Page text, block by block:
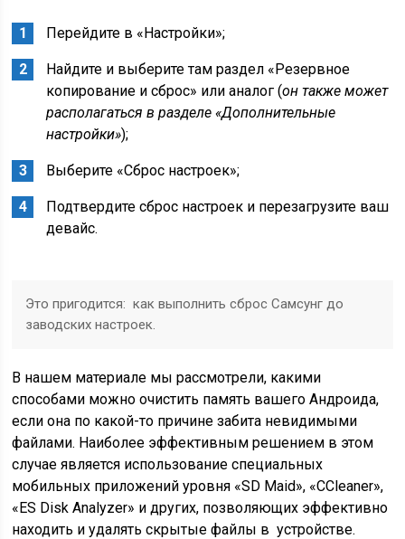
Перейдите в «Настройки»;
Найдите и выберите там раздел «Резервное
копирование и сброс» или аналог (он также может
располагаться в разделе «Дополнительные
настройки»);
Выберите «Сброс настроек»;
Подтвердите сброс настроек и перезагрузите ваш
девайс.
Это пригодится: как выполнить сброс Самсунг до
заводских настроек.
В нашем материале мы рассмотрели, какими
способами можно очистить память вашего Андроида,
если она по какой-то причине забита невидимыми
файлами. Наиболее эффективным решением в этом
случае является использование специальных
мобильных приложений уровня «SD Maid», «CCleaner»,
«ES Disk Analyzer» и других, позволяющих эффективно
находить и удалять скрытые файлы в устройстве.